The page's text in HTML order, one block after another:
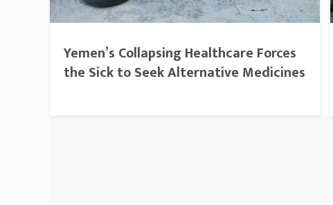
Yemen’s Collapsing Healthcare Forces
the Sick to Seek Alternative Medicines